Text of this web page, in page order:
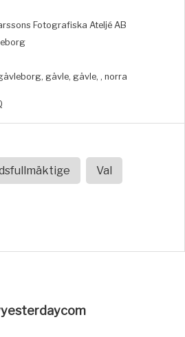
Fotografiska Ateljé AB
gävle, gävle, , norra
Val